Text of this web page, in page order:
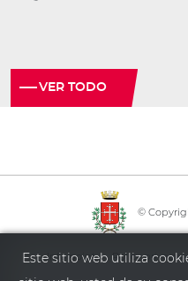
VER TODO
©
Info point· Policy privacy
Este sitio web utiliza